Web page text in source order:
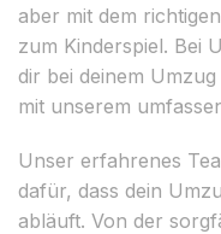
aber mit dem
zum Kinderspiel. Bei
dir bei deinem
mit unserem
Unser erfahrenes
dafür, dass dein
abläuft. Von der